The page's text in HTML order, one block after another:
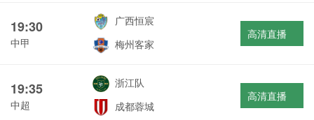
19:30
中甲
广西恒宸
梅州客家
高清直播
19:35
中超
浙江队
成都蓉城
高清直播